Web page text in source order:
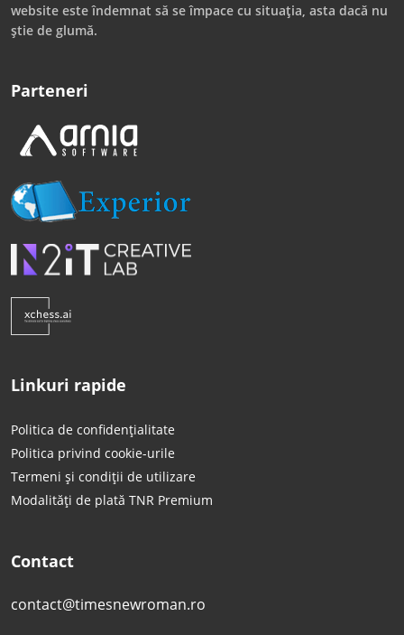
website este îndemnat să se împace cu situația, asta dacă nu
știe de glumă.
Parteneri
Linkuri rapide
Politica de confidențialitate
Politica privind cookie-urile
Termeni și condiții de utilizare
Modalități de plată TNR Premium
Contact
contact@timesnewroman.ro